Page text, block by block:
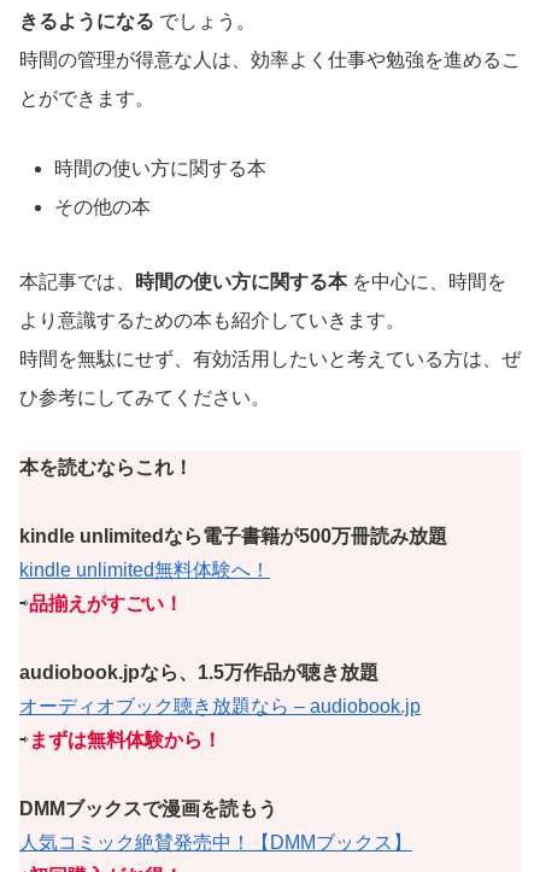
きるようになる でしょう。
時間の管理が得意な人は、効率よく仕事や勉強を進めるこ
とができます。
時間の使い方に関する本
その他の本
本記事では、 時間の使い方に関する本を中心に、時間を
より意識するための本も紹介していきます。
時間を無駄にせず、有効活用したいと考えている方は、ぜ
ひ参考にしてみてください。
本を読むならこれ！
kindle unlimitedなら電子書籍が500万冊読み放題
kindle unlimited無料体験へ！
⇨品揃えがすごい！
audiobook.jpなら、1.5万作品が聴き放題
オーディオブック聴き放題なら – audiobook.jp
⇨まずは無料体験から！
DMMブックスで漫画を読もう
人気コミック絶賛発売中！【DMMブックス】